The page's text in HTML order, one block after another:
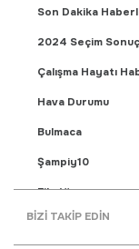
Son Dakika
2024 Seçim
Çalışma Hayatı
Hava Durumu
Bulmaca
Şampiy10
Fikstür
Puan Durumu
BİZİ TAKİP EDİN